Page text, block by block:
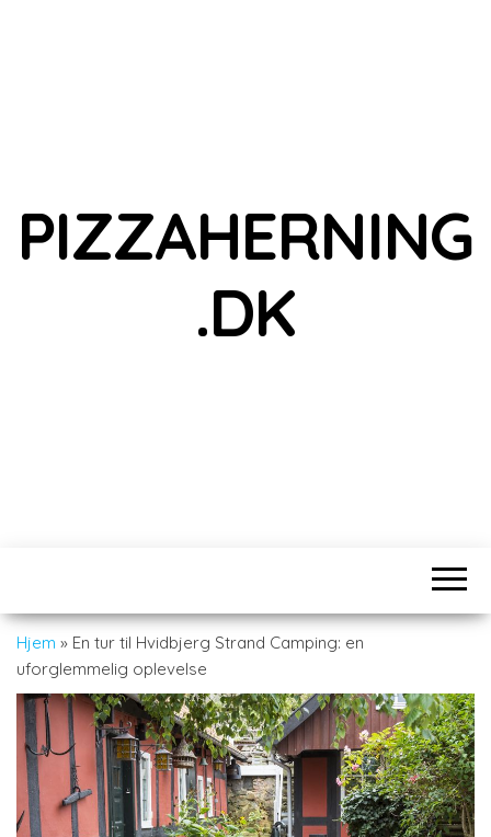
PIZZAHERNING
.DK
Hjem » En tur til Hvidbjerg Strand Camping: en
uforglemmelig oplevelse